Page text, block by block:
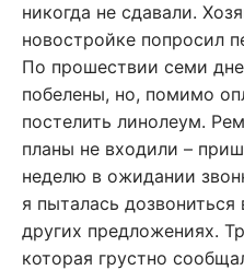
никогда не сдавали.
новостройке попросил
По прошествии семи
побелены, но, помимо
постелить линолеум.
планы не входили –
неделю в ожидании
я пыталась дозвониться
других предложениях.
которая грустно